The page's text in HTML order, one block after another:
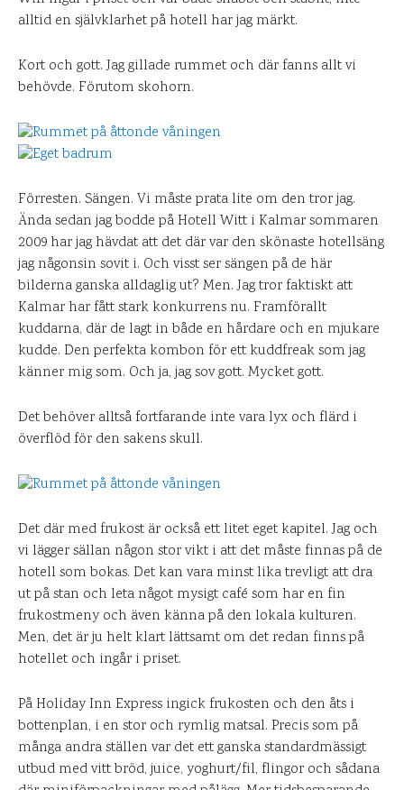
alltid en självklarhet på hotell har jag märkt.
Kort och gott. Jag gillade rummet och där fanns allt vi
behövde. Förutom skohorn.
Förresten. Sängen. Vi måste prata lite om den tror jag.
Ända sedan jag bodde på Hotell Witt i Kalmar sommaren
2009 har jag hävdat att det där var den skönaste hotellsäng
jag någonsin sovit i. Och visst ser sängen på de här
bilderna ganska alldaglig ut? Men. Jag tror faktiskt att
Kalmar har fått stark konkurrens nu. Framförallt
kuddarna, där de lagt in både en hårdare och en mjukare
kudde. Den perfekta kombon för ett kuddfreak som jag
känner mig som. Och ja, jag sov gott. Mycket gott.
Det behöver alltså fortfarande inte vara lyx och flärd i
överflöd för den sakens skull.
Det där med frukost är också ett litet eget kapitel. Jag och
vi lägger sällan någon stor vikt i att det måste finnas på de
hotell som bokas. Det kan vara minst lika trevligt att dra
ut på stan och leta något mysigt café som har en fin
frukostmeny och även känna på den lokala kulturen.
Men, det är ju helt klart lättsamt om det redan finns på
hotellet och ingår i priset.
På Holiday Inn Express ingick frukosten och den åts i
bottenplan, i en stor och rymlig matsal. Precis som på
många andra ställen var det ett ganska standardmässigt
utbud med vitt bröd, juice, yoghurt/fil, flingor och sådana